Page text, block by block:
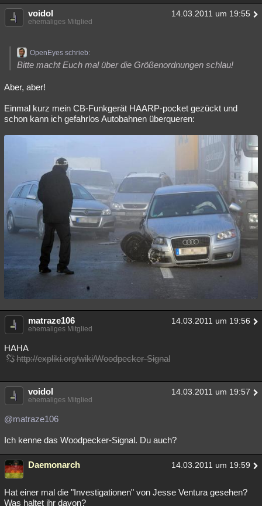
voidol 14.03.2011 um 19:55
ehemaliges Mitglied
OpenEyes schrieb:
Bitte macht Euch mal über die Größenordnungen schlau!
Aber, aber!
Einmal kurz mein CB-Funkgerät HAARP-pocket gezückt und
schon kann ich gefahrlos Autobahnen überqueren:
matraze106 14.03.2011 um 19:56
ehemaliges Mitglied
HAHA
http://expliki.org/wiki/Woodpecker-Signal
voidol 14.03.2011 um 19:57
ehemaliges Mitglied
@matraze106
Ich kenne das Woodpecker-Signal. Du auch?
Daemonarch 14.03.2011 um 19:59
Hat einer mal die "Investigationen" von Jesse Ventura gesehen?
Was haltet ihr davon?